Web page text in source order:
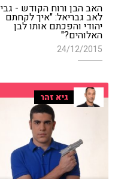
האב הבן ורוח הקודש - גבי
לאב גבריאל: "איך לקחתם
יהודי והפכתם אותו לבן
האלוהים?"
24/12/2015
גיא זהר